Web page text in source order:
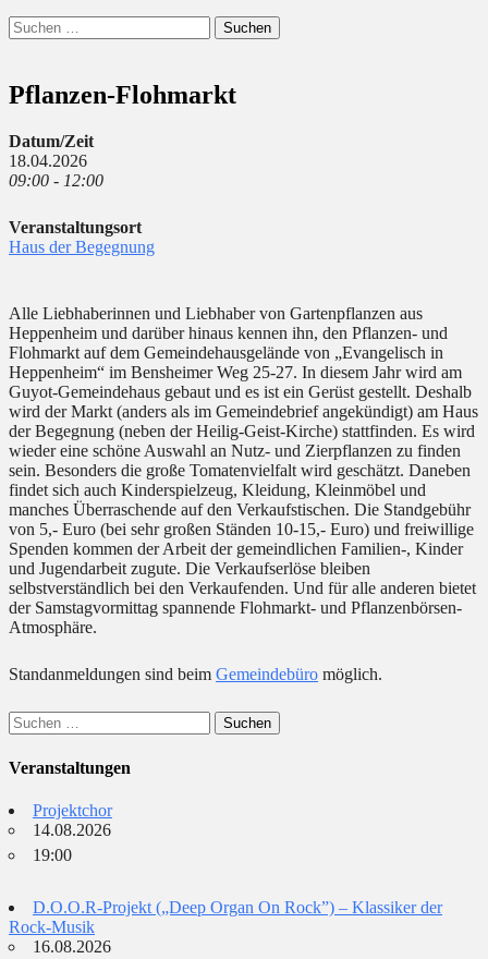
Suchen
Suchen
nach:
Pflanzen-Flohmarkt
Datum/Zeit
18.04.2026
09:00 - 12:00
Veranstaltungsort
Haus der Begegnung
Alle Liebhaberinnen und Liebhaber von Gartenpflanzen aus
Heppenheim und darüber hinaus kennen ihn, den Pflanzen- und
Flohmarkt auf dem Gemeindehausgelände von „Evangelisch in
Heppenheim“ im Bensheimer Weg 25-27. In diesem Jahr wird am
Guyot-Gemeindehaus gebaut und es ist ein Gerüst gestellt. Deshalb
wird der Markt (anders als im Gemeindebrief angekündigt) am Haus
der Begegnung (neben der Heilig-Geist-Kirche) stattfinden. Es wird
wieder eine schöne Auswahl an Nutz- und Zierpflanzen zu finden
sein. Besonders die große Tomatenvielfalt wird geschätzt. Daneben
findet sich auch Kinderspielzeug, Kleidung, Kleinmöbel und
manches Überraschende auf den Verkaufstischen. Die Standgebühr
von 5,- Euro (bei sehr großen Ständen 10-15,- Euro) und freiwillige
Spenden kommen der Arbeit der gemeindlichen Familien-, Kinder
und Jugendarbeit zugute. Die Verkaufserlöse bleiben
selbstverständlich bei den Verkaufenden. Und für alle anderen bietet
der Samstagvormittag spannende Flohmarkt- und Pflanzenbörsen-
Atmosphäre.
Standanmeldungen sind beim Gemeindebüro möglich.
Suchen
nach:
Veranstaltungen
Projektchor
14.08.2026
19:00
D.O.O.R-Projekt („Deep Organ On Rock”) – Klassiker der
Rock-Musik
16.08.2026